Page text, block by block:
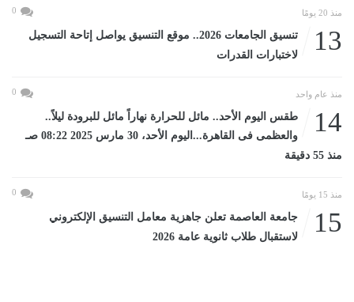
منذ 20 يومًا 0
13
تنسيق الجامعات 2026.. موقع التنسيق يواصل إتاحة التسجيل
لاختبارات القدرات
منذ عام واحد 0
14
طقس اليوم الأحد.. مائل للحرارة نهاراً مائل للبرودة ليلاً..
والعظمى فى القاهرة...اليوم الأحد، 30 مارس 2025 08:22 صـ
منذ 55 دقيقة
منذ 15 يومًا 0
15
جامعة العاصمة تعلن جاهزية معامل التنسيق الإلكتروني
لاستقبال طلاب ثانوية عامة 2026